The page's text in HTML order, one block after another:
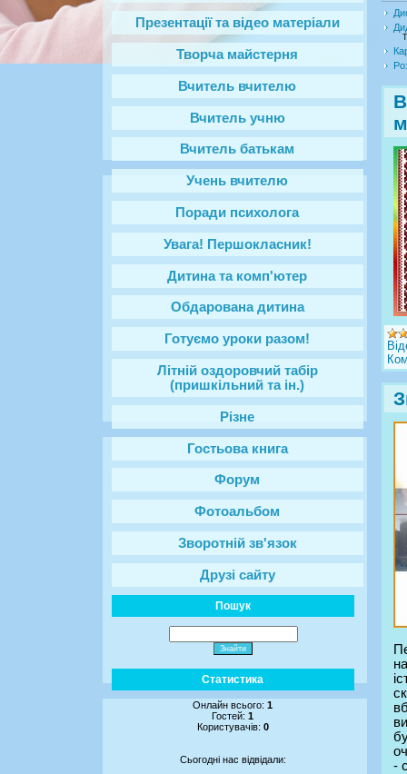
Презентації та відео матеріали
Творча майстерня
Вчитель вчителю
Вчитель учню
Вчитель батькам
Учень вчителю
Поради психолога
Увага! Першокласник!
Дитина та комп'ютер
Обдарована дитина
Готуємо уроки разом!
Літній оздоровчий табір
(пришкільний та ін.)
Різне
Гостьова книга
Форум
Фотоальбом
Зворотній зв'язок
Друзі сайту
Пошук
Статистика
Онлайн всього:1
Гостей:1
Користувачів: 0
Сьогодні нас відвідали:
-